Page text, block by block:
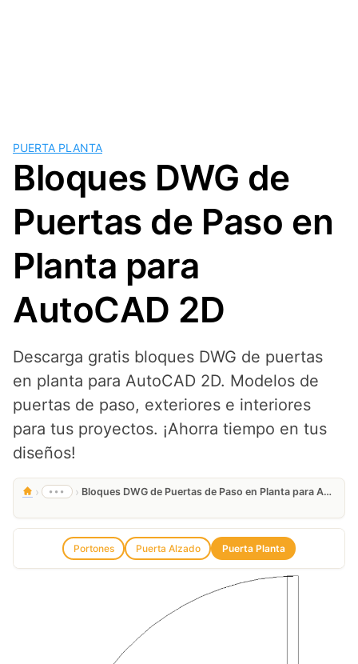
PUERTA PLANTA
Bloques DWG de
Puertas de Paso en
Planta para
AutoCAD 2D
Descarga gratis bloques DWG de puertas
en planta para AutoCAD 2D. Modelos de
puertas de paso, exteriores e interiores
para tus proyectos. ¡Ahorra tiempo en tus
diseños!
› ••• › Bloques DWG de Puertas de Paso en Planta para AutoCAD 2D
Portones Puerta Alzado Puerta Planta